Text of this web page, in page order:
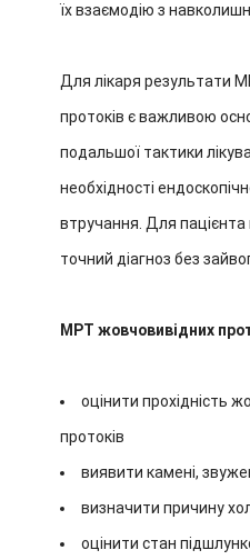
їх взаємодію з
Для лікаря результати
протоків є важливою
подальшої тактики
необхідності
втручання. Для
точний діагноз без
МРТ жовчовивідних
оцінити прохідність
протоків
виявити камені,
визначити причину
оцінити стан